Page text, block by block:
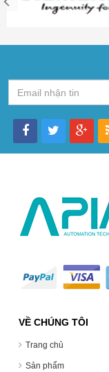
VỀ CHÚNG TÔI
Trang chủ
Sản phẩm